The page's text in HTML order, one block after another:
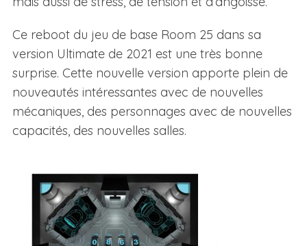
Ce reboot du jeu de base Room 25 dans sa
version Ultimate de 2021 est une très bonne
surprise. Cette nouvelle version apporte plein de
nouveautés intéressantes avec de nouvelles
mécaniques, des personnages avec de nouvelles
capacités, des nouvelles salles.